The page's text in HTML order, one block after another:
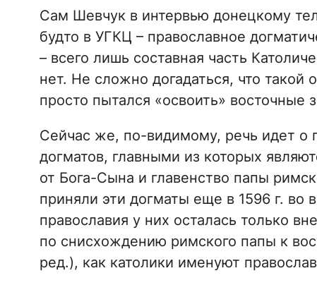
Сам Шевчук в интервью донецкому
будто в УГКЦ – православное
– всего лишь составная часть
нет. Не сложно догадаться, что
просто пытался «освоить»
Сейчас же, по-видимому, речь идет о
догматов, главными из которых
от Бога-Сына и главенство папы
приняли эти догматы еще в 1596 г. во
православия у них осталась только
по снисхождению римского папы к
ред.), как католики именуют